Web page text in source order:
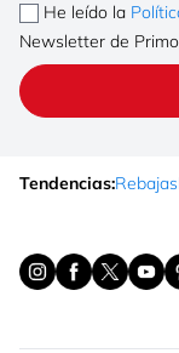
He leído la
Newsletter de
Tendencias:Rebajas